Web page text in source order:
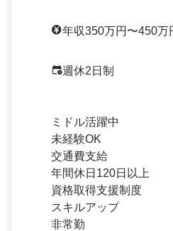
年収350万円〜450万
週休2日制
ミドル活躍中
未経験OK
交通費支給
年間休日120日以上
資格取得支援制度
スキルアップ
非常勤